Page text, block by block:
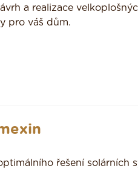
a realizace
pro váš dům.
řešení solárních